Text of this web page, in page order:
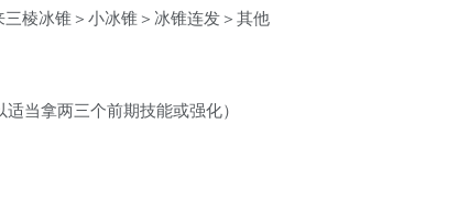
棱冰锥＞小冰锥＞冰锥连发＞其他
当拿两三个前期技能或强化）